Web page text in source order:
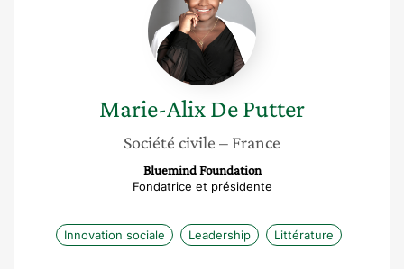
Alix
De
Putter
Marie-AlixDe Putter
Société civile – France
Bluemind Foundation
Fondatrice et présidente
Innovation sociale Leadership Littérature